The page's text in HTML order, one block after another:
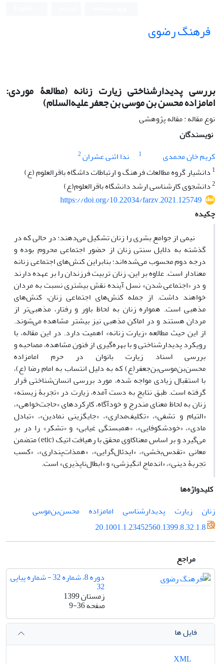
فرهنگ رضوی
بررسی پدیدارشناختی زیارت زنانه (مطالعۀ موردی:
امامزاده محسن بن موسی بن جعفر علیه‌السلام)
نوع مقاله : مقاله پژوهشی
نویسندگان
کریم خان محمدی
1 ندا اثنی عشران2
1 دانشیار گروه مطالعات فرهنگ و ارتباطات داشگاه باقرالعلوم (ع)
2دانشجوی کارشناسی ارشد دانشگاه باقرالعلوم(ع)
https://doi.org/10.22034/farzv.2021.125749
چکیده
نیمی از جوامع بشری را زنان تشکیل می‌دهند؛ در حالی‌ که در
گذشته به دلایل سنتی زنان از حضور اجتماعی محروم بوده و
درجه دوم محسوب می‌شده‌اند؛ بنابراین کنش‌های اجتماعی زنانه
معنادار است. علاوه بر این، زنان تربیت فرزندان را بر عهده دارند
و در «اجتماعی شدن» نسل آینده نقش بیشتری نسبت به مردان
خواهند داشت. از جمله کنش‌های اجتماعی زنان، کنش‌های
مذهبی است. همواره زنان به لحاظ باور و رفتار، مذهبی‌تر از
مردان هستند و در اماکن مذهبی نیز بیشتر مشاهده می‌شوند.
از این حیث مطالعه «زیارت زنانه» اهمیت دارد. در این مقاله، با
رویکرد پدیدارشناختی و با بهره‌گیری از فنون مشاهده، مصاحبه و
بررسی اسناد زیارت بانوان در حرم امامزاده
محسن‌بن‌موسی‌بن‌جعفر(ع) که به دلیل انتساب به امام رضا (ع)،
با استقبال زیادی مواجه شده، مورد بررسی انسان‌شناختی قرار
گرفته است. طبق نتایج به ‌دست‌ آمده، زیارت در «تجربۀ زیسته»
زنان به لحاظ معنای مندرج و خودآگاه، کارکردهای «حاجت‌خواهی»،
«التیام و تشفی»، «تکلیف‌‌مداری»، «جایگزینی نمادین»، «تبادل
مادی»، «خودشکوفایی»، «همبستگی غیابی» و «تشکر» را در بر
می‌گیرد و بر اساس معناکاوی محقق با رهیافت اتیک (etic) متضمن
معانی «تقدس‌بخشی»، «ایدئال‌گرایی»، «همذات‌پنداری»، «کسب
تجربۀ دینی»، «اندماج انگیزشی» و «ابطال‌ناپذیری» است.
کلیدواژه‌ها
زنان
زیارت پدیدارشناسی امامزاده
محسن‌بن‌موسی
20.1001.1.23452560.1399.8.32.1.8
مراجع
دوره 8، شماره 32 - شماره پیاپی
32
زمستان 1399
صفحه9-36
فایل ها